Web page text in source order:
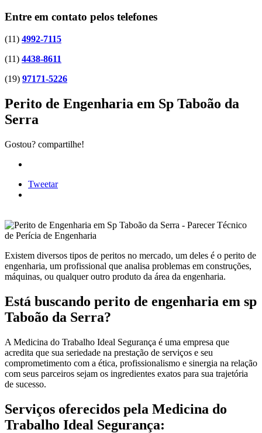
Entre em contato pelos telefones
(11) 4992-7115
(11) 4438-8611
(19) 97171-5226
Perito de Engenharia em Sp Taboão da
Serra
Gostou? compartilhe!
Tweetar
Existem diversos tipos de peritos no mercado, um deles é o perito de
engenharia, um profissional que analisa problemas em construções,
máquinas, ou qualquer outro produto da área da engenharia.
Está buscando perito de engenharia em sp
Taboão da Serra?
A Medicina do Trabalho Ideal Segurança é uma empresa que
acredita que sua seriedade na prestação de serviços e seu
comprometimento com a ética, profissionalismo e sinergia na relação
com seus parceiros sejam os ingredientes exatos para sua trajetória
de sucesso.
Serviços oferecidos pela Medicina do
Trabalho Ideal Segurança: